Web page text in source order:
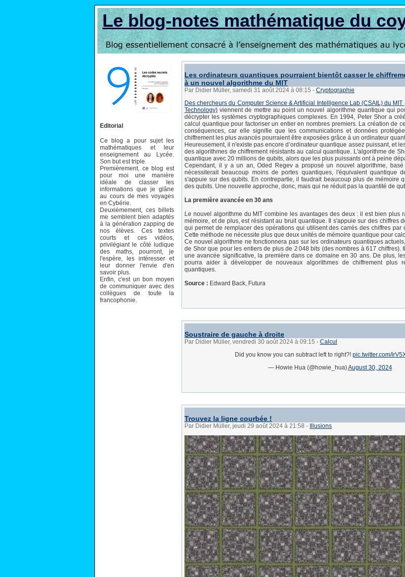
Le blog-notes mathématique du
Editorial
Ce blog a pour sujet les
mathématiques et leur
enseignement au Lycée.
Son but est triple.
Premièrement, ce blog est
pour moi une manière
idéale de classer les
informations que je glâne
au cours de mes voyages
en Cybérie.
Deuxièmement, ces billets
me semblent bien adaptés
à la génération zapping de
nos élèves. Ces textes
courts et ces vidéos,
privilégiant le côté ludique
des maths, pourront, je
l'espère, les intéresser et
leur donner l'envie d'en
savoir plus.
Enfin, c'est un bon moyen
de communiquer avec des
collègues de toute la
francophonie.
Les ordinateurs quantiques pourraient bientôt casser le
à un nouvel algorithme du MIT
Par Didier Müller, samedi 31 août 2024 à 08:15 - Cryptographie
Des chercheurs du Computer Science & Artificial Intelligence Lab (CSAIL) du MIT
Technology) viennent de mettre au point un nouvel algorithme quantique qui
décrypter les systèmes cryptographiques complexes. En 1994, Peter Shor a
calcul quantique pour factoriser un entier en nombres premiers. La création de
conséquences, car elle signifie que les communications et données
chiffrement les plus avancés pourraient être exposées grâce à un ordinateur
Heureusement, il n'existe pas encore d’ordinateur quantique assez puissant, et
des algorithmes de chiffrement résistants au calcul quantique. L'algorithme de
quantique avec 20 millions de qubits, alors que les plus puissants ont à peine
Cependant, il y a un an, Oded Regev a proposé un nouvel algorithme,
nécessiterait beaucoup moins de portes quantiques, l'équivalent quantique
s'appuie sur des qubits. En contrepartie, il faudrait beaucoup plus de mémoire
des qubits. Une nouvelle approche, donc, mais qui ne réduit pas la quantité de
La première avancée en 30 ans
Le nouvel algorithme du MIT combine les avantages des deux : il est bien plus
mémoire, et de plus, est résistant au bruit quantique. Il s'appuie sur des chiffres
qui permet de remplacer des opérations qui utilisent des carrés des chiffres par
Cette méthode ne nécessite plus que deux unités de mémoire quantique pour
Ce nouvel algorithme ne fonctionnera pas sur les ordinateurs quantiques
de Shor que pour les entiers de plus de 2 048 bits (des nombres à 617 chiffres).
une avancée significative, la première dans ce domaine en 30 ans. De plus,
pourra aider à développer de nouveaux algorithmes de chiffrement plus
quantiques.
Source : Edward Back, Futura
Soustraire de gauche à droite
Par Didier Müller, vendredi 30 août 2024 à 09:15 - Calcul
Did you know you can subtract left to right?! pic.twitter.com/
— Howie Hua (@howie_hua)August 30, 2024
Trouvez la ligne courbée !
Par Didier Müller, jeudi 29 août 2024 à 21:58 - Illusions